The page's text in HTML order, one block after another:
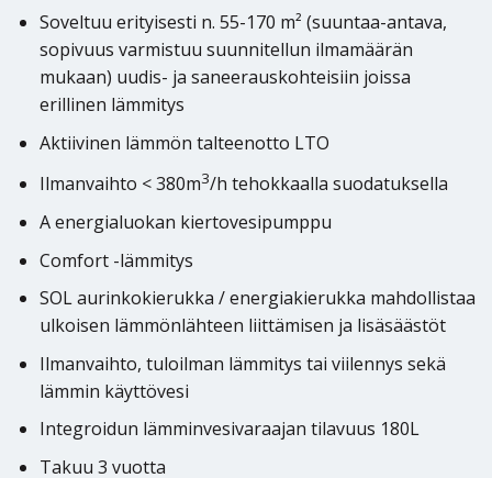
Soveltuu erityisesti n. 55-170 m² (suuntaa-antava,
sopivuus varmistuu suunnitellun ilmamäärän
mukaan) uudis- ja saneerauskohteisiin joissa
erillinen lämmitys
Aktiivinen lämmön talteenotto LTO
Ilmanvaihto < 380m3/h tehokkaalla suodatuksella
A energialuokan kiertovesipumppu
Comfort -lämmitys
SOL aurinkokierukka / energiakierukka mahdollistaa
ulkoisen lämmönlähteen liittämisen ja lisäsäästöt
Ilmanvaihto, tuloilman lämmitys tai viilennys sekä
lämmin käyttövesi
Integroidun lämminvesivaraajan tilavuus 180L
Takuu 3 vuotta